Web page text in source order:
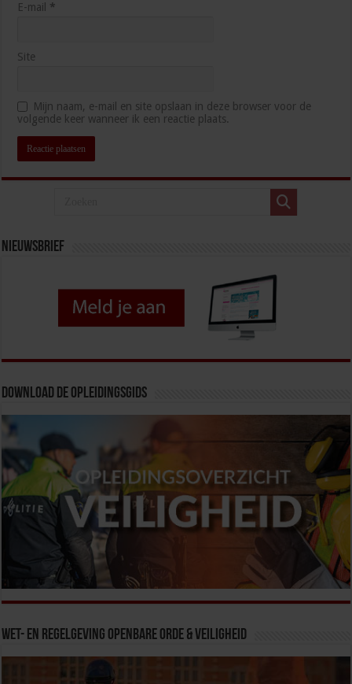
E-mail *
Site
Mijn naam, e-mail en site opslaan in deze browser voor de
volgende keer wanneer ik een reactie plaats.
Nieuwsbrief
Download de opleidingsgids
Wet- en Regelgeving Openbare Orde & Veiligheid